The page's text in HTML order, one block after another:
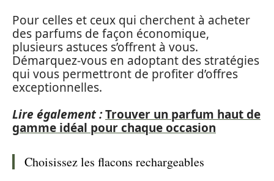
Pour celles et ceux qui cherchent à acheter
des parfums de façon économique,
plusieurs astuces s’offrent à vous.
Démarquez-vous en adoptant des stratégies
qui vous permettront de profiter d’offres
exceptionnelles.
Lire également :Trouver un parfum haut de
gamme idéal pour chaque occasion
Choisissez les flacons rechargeables